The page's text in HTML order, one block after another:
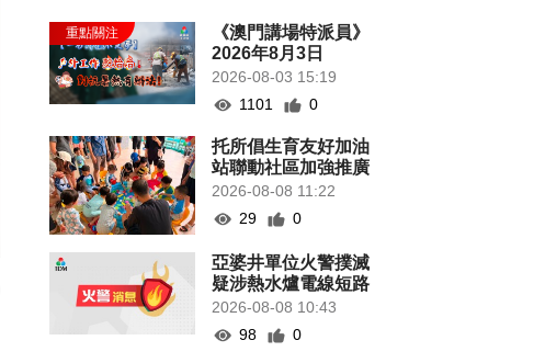
《澳門講場特派員》
2026年8月3日
2026-08-03 15:19
1101
0
托所倡生育友好加油
站聯動社區加強推廣
2026-08-08 11:22
29
0
亞婆井單位火警撲滅
疑涉熱水爐電線短路
2026-08-08 10:43
98
0